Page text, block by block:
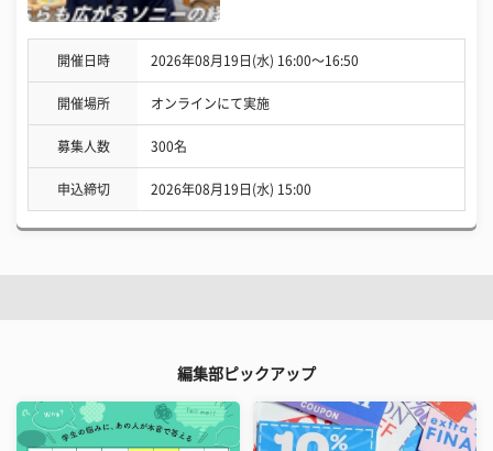
開催日時 2026年08月19日(水) 16:00〜16:50
開催場所 オンラインにて実施
募集人数 300名
申込締切 2026年08月19日(水) 15:00
編集部ピックアップ